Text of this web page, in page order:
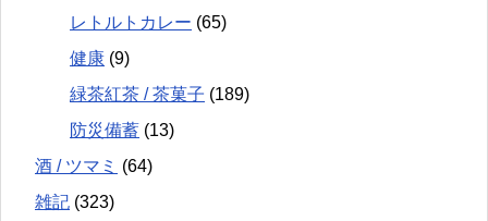
レトルトカレー (65)
健康 (9)
緑茶紅茶 / 茶菓子 (189)
防災備蓄 (13)
酒 / ツマミ (64)
雑記 (323)